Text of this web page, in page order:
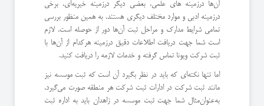
آن‌ها درزمینه های علمی، بعضی دیگر درزمینه خیریه‌ای، برخی
درزمینه ادبی و موارد مختلف دیگری هستند. به همین منظور بررسی
تمامی شرایط مدارک و مراحل ثبت آن‌ها دور از حوصله است. لازم
است شما جهت دریافت اطلاعات دقیق درزمینه هرکدام از آن‌ها با
ثبت شرکت ویونا تماس گرفته و خدمات لازمه را دریافت کنید.
اما تنها نکته‌ای که باید در نظر بگیرد آن است که ثبت موسسه نیز
مانند ثبت شرکت در ادارات ثبت شرکت هر منطقه صورت می‌گیرد.
به‌عنوان‌مثال شما جهت ثبت موسسه در زاهدان باید به اداره ثبت